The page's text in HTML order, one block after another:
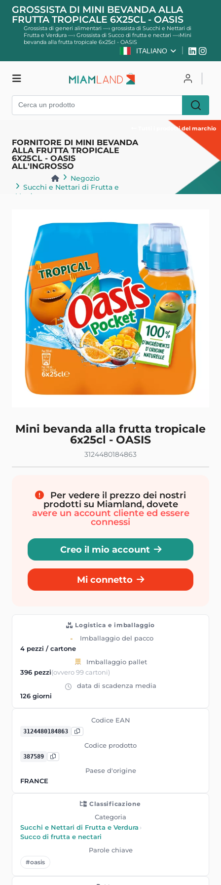
GROSSISTA DI MINI BEVANDA ALLA
FRUTTA TROPICALE 6X25CL - OASIS
Grossista di generi alimentari —› grossista di Succhi e Nettari di
Frutta e Verdura —› Grossista di Succo di frutta e nectari —›Mini
bevanda alla frutta tropicale 6x25cl - OASIS
ITALIANO
FORNITORE DI MINI BEVANDA
ALLA FRUTTA TROPICALE
6X25CL - OASIS
ALL'INGROSSO
Negozio
Succhi e Nettari di Frutta e
Verdura
Tutti i prodotti del marchio
Mini bevanda alla frutta tropicale
6x25cl - OASIS
3124480184863
Per vedere il prezzo dei nostri
prodotti su Miamland, dovete
avere un account cliente ed essere
connessi
Creo il mio account
Mi connetto
Logistica e imballaggio
Imballaggio del pacco
4 pezzi / cartone
Imballaggio pallet
396 pezzi(ovvero 99 cartoni)
data di scadenza media
126 giorni
Codice EAN
3124480184863
Codice prodotto
387589
Paese d'origine
FRANCE
Classificazione
Categoria
Succhi e Nettari di Frutta e Verdura ›
Succo di frutta e nectari
Parole chiave
#oasis